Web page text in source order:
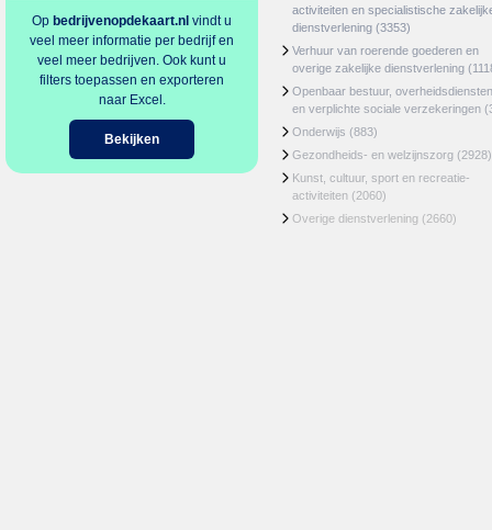
Op bedrijvenopdekaart.nl vindt u
veel meer informatie per bedrijf en
veel meer bedrijven. Ook kunt u
filters toepassen en exporteren
naar Excel.
Bekijken
activiteiten en specialistische
dienstverlening (3353)
Verhuur van roerende goederen en
overige zakelijke dienstverlening
Openbaar bestuur, overheidsdiensten
en verplichte sociale verzekeringen
Onderwijs (883)
Gezondheids- en welzijnszorg (2928)
Kunst, cultuur, sport en recreatie-
activiteiten (2060)
Overige dienstverlening (2660)